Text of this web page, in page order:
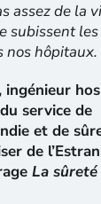
assez de la
subissent les
nos hôpitaux.
ingénieur
service de
et de
de
La sûreté